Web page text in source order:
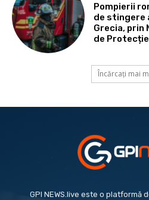
Pompierii
de stingere
Grecia, prin
de
Încărcați mai
GPI NEWS.live este o platformă